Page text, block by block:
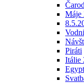
Máje
Piráti
Itálie
Egypt